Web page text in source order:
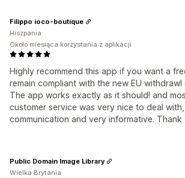
Highly recommend this app if you want a
remain compliant with the new EU withdrawl
The app works exactly as it should! and
customer service was very nice to deal
communication and very informative. Thank
Filippo ioco-boutique
Hiszpania
Około miesiąca korzystania z aplikacji
Public Domain Image Library
Wielka Brytania